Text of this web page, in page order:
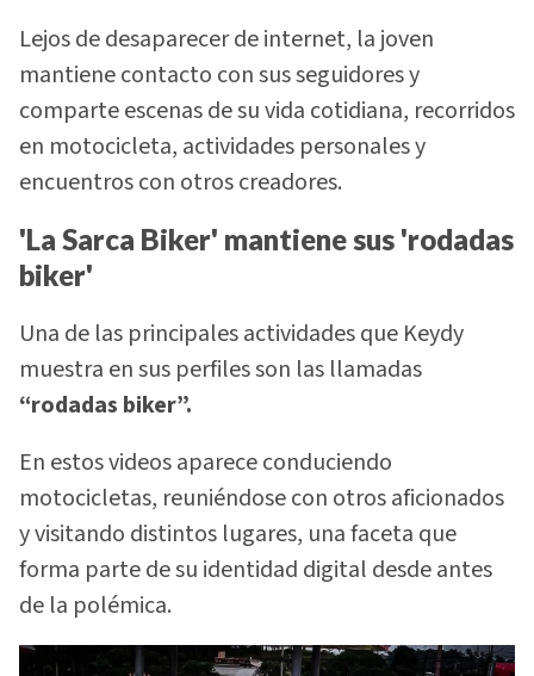
Lejos de desaparecer de internet, la joven
mantiene contacto con sus seguidores y
comparte escenas de su vida cotidiana, recorridos
en motocicleta, actividades personales y
encuentros con otros creadores.
'La Sarca Biker' mantiene sus 'rodadas
biker'
Una de las principales actividades que Keydy
muestra en sus perfiles son las llamadas
“rodadas biker”.
En estos videos aparece conduciendo
motocicletas, reuniéndose con otros aficionados
y visitando distintos lugares, una faceta que
forma parte de su identidad digital desde antes
de la polémica.